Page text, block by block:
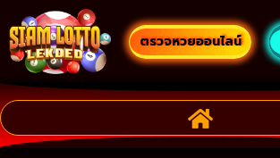
ตรวจหวยออนไลน์